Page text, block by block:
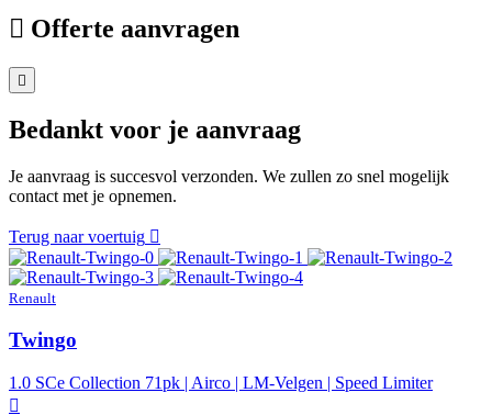
Offerte aanvragen
Bedankt voor je aanvraag
Je aanvraag is succesvol verzonden. We zullen zo snel mogelijk
contact met je opnemen.
Terug naar voertuig
Renault
Twingo
1.0 SCe Collection 71pk | Airco | LM-Velgen | Speed Limiter